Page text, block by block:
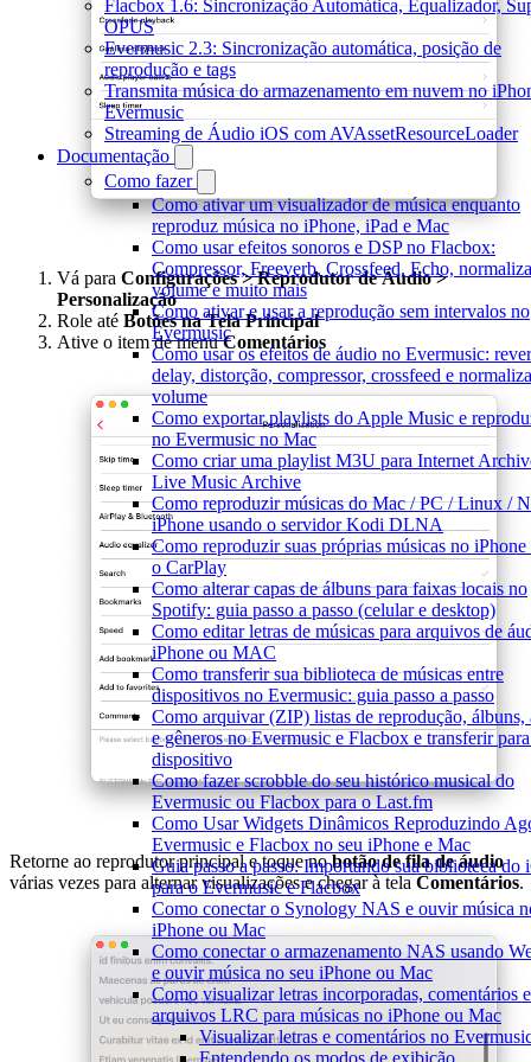
Flacbox 1.6: Sincronização Automática, Equalizador,
OPUS
Evermusic 2.3: Sincronização automática, posição de
reprodução e tags
Transmita música do armazenamento em nuvem no
Evermusic
Streaming de Áudio iOS com AVAssetResourceLoader
Documentação
Como fazer
Como ativar um visualizador de música enquanto
reproduz música no iPhone, iPad e Mac
Como usar efeitos sonoros e DSP no Flacbox:
Compressor, Freeverb, Crossfeed, Echo,
volume e muito mais
Como ativar e usar a reprodução sem intervalos no
Evermusic
Como usar os efeitos de áudio no Evermusic:
delay, distorção, compressor, crossfeed e
volume
Como exportar playlists do Apple Music e
no Evermusic no Mac
Como criar uma playlist M3U para Internet
Live Music Archive
Como reproduzir músicas do Mac / PC / Linux /
iPhone usando o servidor Kodi DLNA
Como reproduzir suas próprias músicas no iPhone
o CarPlay
Como alterar capas de álbuns para faixas locais no
Spotify: guia passo a passo (celular e desktop)
Como editar letras de músicas para arquivos de
iPhone ou MAC
Como transferir sua biblioteca de músicas entre
dispositivos no Evermusic: guia passo a passo
Como arquivar (ZIP) listas de reprodução, álbuns,
e gêneros no Evermusic e Flacbox e transferir
dispositivo
Como fazer scrobble do seu histórico musical do
Evermusic ou Flacbox para o Last.fm
Como Usar Widgets Dinâmicos Reproduzindo
Evermusic e Flacbox no seu iPhone e Mac
Guia passo a passo: Importando sua biblioteca do
para o Evermusic e Flacbox
Como conectar o Synology NAS e ouvir música
iPhone ou Mac
Como conectar o armazenamento NAS usando
e ouvir música no seu iPhone ou Mac
Como visualizar letras incorporadas, comentários e
arquivos LRC para músicas no iPhone ou Mac
Visualizar letras e comentários no
Entendendo os modos de exibição
Vá para Configurações > Reprodutor de Áudio >
Personalização
Role até Botões na Tela Principal
Ative o item de menuComentários
Retorne ao reprodutor principal e toque nobotão de fila de áudio
várias vezes para alternar visualizações e chegar à tela Comentários.